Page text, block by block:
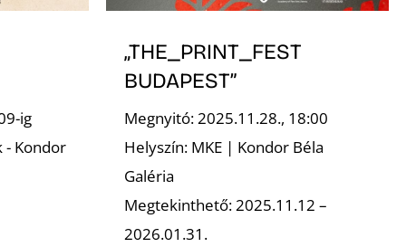
ig
- Kondor
„THE_PRINT_FEST
BUDAPEST”
Megnyitó: 2025.11.28., 18:00
Helyszín: MKE | Kondor Béla
Galéria
Megtekinthető: 2025.11.12 –
2026.01.31.